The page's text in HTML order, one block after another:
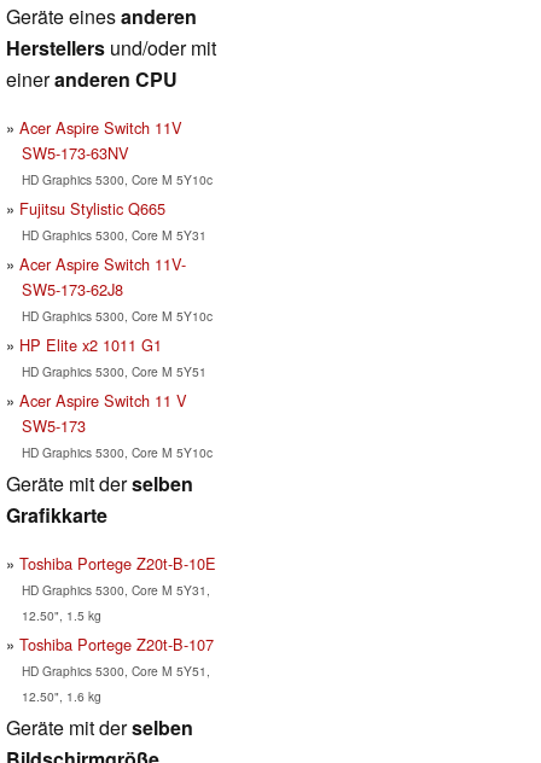
Geräte einesanderen
Herstellers und/oder mit
eineranderen CPU
Acer Aspire Switch 11V
SW5-173-63NV
HD Graphics 5300, Core M 5Y10c
Fujitsu Stylistic Q665
HD Graphics 5300, Core M 5Y31
Acer Aspire Switch 11V-
SW5-173-62J8
HD Graphics 5300, Core M 5Y10c
HP Elite x2 1011 G1
HD Graphics 5300, Core M 5Y51
Acer Aspire Switch 11 V
SW5-173
HD Graphics 5300, Core M 5Y10c
Geräte mit derselben
Grafikkarte
Toshiba Portege Z20t-B-10E
HD Graphics 5300, Core M 5Y31,
12.50", 1.5 kg
Toshiba Portege Z20t-B-107
HD Graphics 5300, Core M 5Y51,
12.50", 1.6 kg
Geräte mit derselben